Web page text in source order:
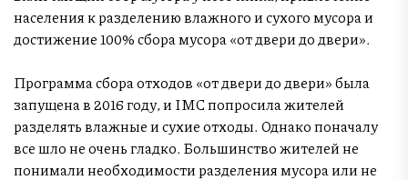
населения к разделению влажного и сухого мусора и
достижение 100% сбора мусора «от двери до двери».
Программа сбора отходов «от двери до двери» была
запущена в 2016 году, и IMC попросила жителей
разделять влажные и сухие отходы. Однако поначалу
все шло не очень гладко. Большинство жителей не
понимали необходимости разделения мусора или не